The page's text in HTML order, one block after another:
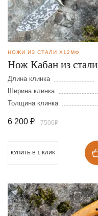
НОЖИ ИЗ СТАЛИ Х12МФ
Нож Кабан из стали
Х12МФ
Длина клинка
Ширина клинка
Толщина клинка
6 200 ₽ 7500₽
КУПИТЬ В 1 КЛИК